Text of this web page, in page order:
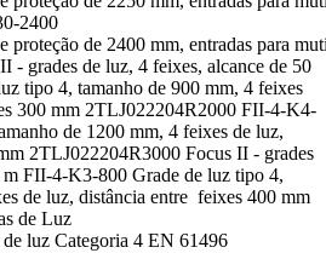
2400
proteção de 2400 mm, entradas para
- grades de luz, 4 feixes, alcance de 50
tipo 4, tamanho de 900 mm, 4 feixes
300 mm 2TLJ022204R2000 FII-4-K4-
de 1200 mm, 4 feixes de luz,
2TLJ022204R3000 Focus II - grades
FII-4-K3-800 Grade de luz tipo 4,
de luz, distância entre feixes 400 mm
de Luz
luz Categoria 4 EN 61496